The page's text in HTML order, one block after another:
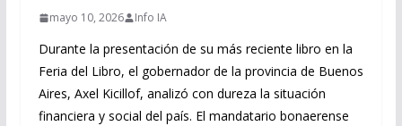
mayo 10, 2026 Info IA
Durante la presentación de su más reciente libro en la
Feria del Libro, el gobernador de la provincia de Buenos
Aires, Axel Kicillof, analizó con dureza la situación
financiera y social del país. El mandatario bonaerense